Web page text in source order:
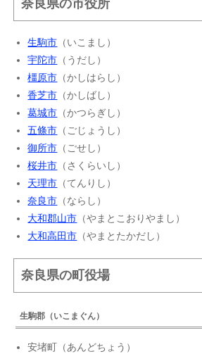
奈良県の市役所
生駒市 （いこまし）
宇陀市 （うだし）
橿原市 （かしはらし）
香芝市 （かしばし）
葛城市 （かつらぎし）
五條市 （ごじょうし）
御所市 （ごせし）
桜井市 （さくらいし）
天理市 （てんりし）
奈良市 （ならし）
大和郡山市 （やまとこおりやまし）
大和高田市 （やまとたかだし）
奈良県の町役場
生駒郡（いこまぐん）
安堵町（あんどちょう）